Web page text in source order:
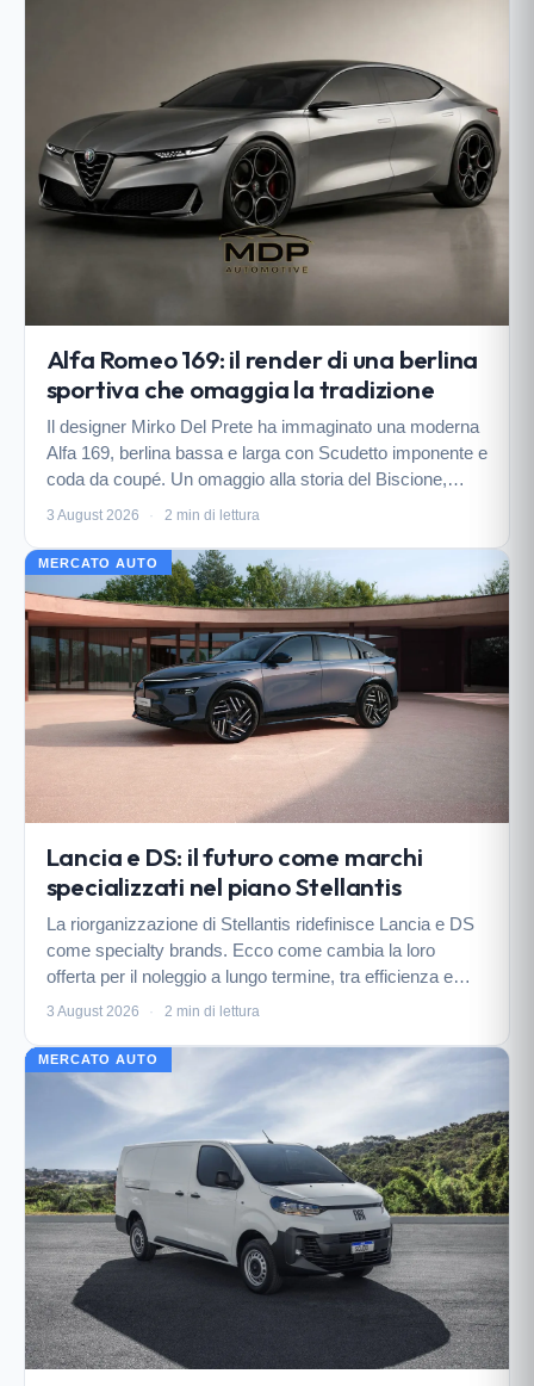
Alfa Romeo 169: il render di una berlina
sportiva che omaggia la tradizione
Il designer Mirko Del Prete ha immaginato una moderna
Alfa 169, berlina bassa e larga con Scudetto imponente e
coda da coupé. Un omaggio alla storia del Biscione,
mentre la Casa guarda a segmenti diversi.
3 August 2026 · 2 min di lettura
MERCATO AUTO
Lancia e DS: il futuro come marchi
specializzati nel piano Stellantis
La riorganizzazione di Stellantis ridefinisce Lancia e DS
come specialty brands. Ecco come cambia la loro
offerta per il noleggio a lungo termine, tra efficienza e
nuovi modelli in arrivo.
3 August 2026 · 2 min di lettura
MERCATO AUTO